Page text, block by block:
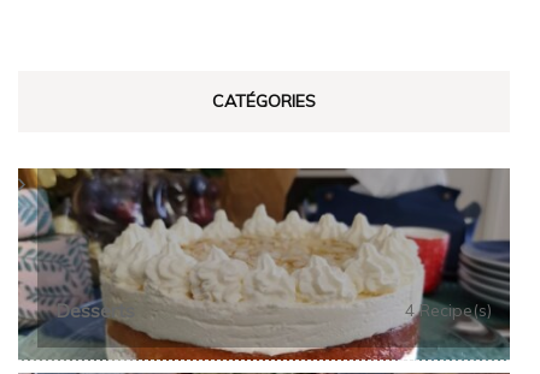
CATÉGORIES
Desserts 4 Recipe(s)